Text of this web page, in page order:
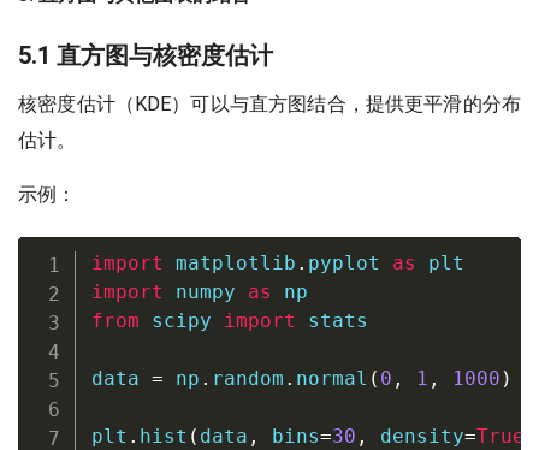
5.1 直方图与核密度估计
核密度估计（KDE）可以与直方图结合，提供更平滑的分布
估计。
示例：
import matplotlib . pyplot as
import numpy as
from scipy import stats
data = np . random . normal ( 0 , 1 , 1000 )
plt . hist ( data , bins=30 , density=True